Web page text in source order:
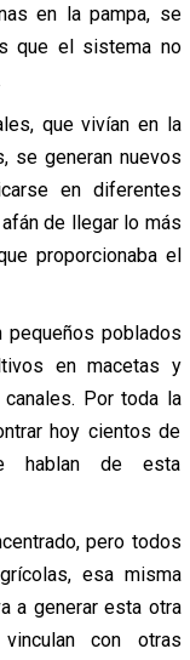
en la pampa, se
que el sistema no
que vivían en la
se generan nuevos
en diferentes
de llegar lo más
proporcionaba el
pequeños poblados
en macetas y
Por toda la
hoy cientos de
hablan de esta
pero todos
esa misma
a generar esta otra
con otras